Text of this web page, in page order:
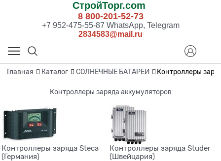
СтройТорг.com
8 800-201-52-73
+7 952-475-55-87 WhatsApp, Telegram
2834583@mail.ru
Главная Каталог СОЛНЕЧНЫЕ БАТАРЕИ Контроллеры
Контроллеры заряда аккумуляторов
Контроллеры заряда Steca
(Германия)
Контроллеры заряда Studer
(Швейцария)